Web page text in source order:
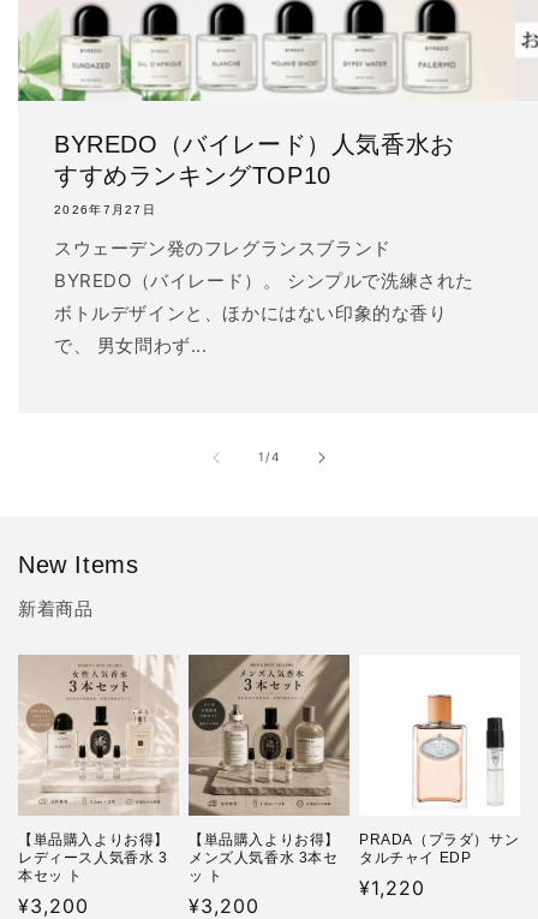
BYREDO（バイレード）人気香水お
すすめランキングTOP10
2026年7月27日
スウェーデン発のフレグランスブランド
BYREDO（バイレード）。 シンプルで洗練された
ボトルデザインと、ほかにはない印象的な香り
で、 男女問わず...
1 /の
4
New Items
新着商品
【単品購入よりお得】
レディース人気香水 3
本セッ ト
通
¥3,200
【単品購入よりお得】
メンズ人気香水 3本セ
ッ ト
通
¥3,200
PRADA（プラダ）サン
タルチャイ EDP
通
¥1,220